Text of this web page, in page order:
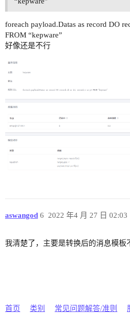
foreach payload.Datas as record DO
FROM “kepware”
好像还是不行
aswangod 2022 年4 月 27 日 02:03
6
我清楚了，主要是转换后的消息模板
首页 类别 常见问题解答/准则